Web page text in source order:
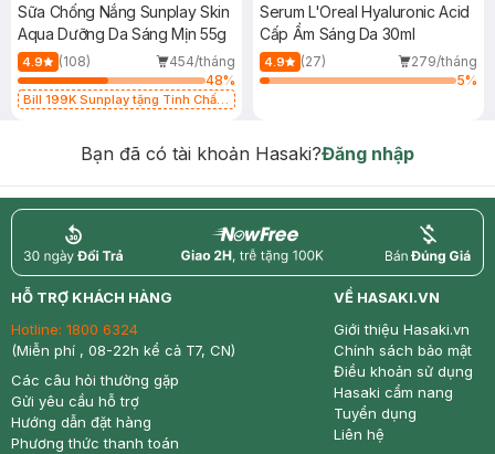
Sữa Chống Nắng Sunplay Skin
Aqua Dưỡng Da Sáng Mịn 55g
4.9 (108)
454/tháng
48%
Bill 199K Sunplay tặng Tinh Chất
Serum L'Oreal Hyaluronic Acid
Cấp Ẩm Sáng Da 30ml
4.9 (27)
279/tháng
5%
Bạn đã có tài khoản Hasaki?Đăng nhập
return nowfree price
HỖ TRỢ KHÁCH HÀNG
Hotline: 1800 6324
(Miễn phí , 08-22h kể cả T7, CN)
Các câu hỏi thường gặp
Gửi yêu cầu hỗ trợ
Hướng dẫn đặt hàng
Phương thức thanh toán
VỀ HASAKI.VN
Giới thiệu Hasaki.vn
Chính sách bảo mật
Điều khoản sử dụng
Hasaki cẩm nang
Tuyển dụng
Liên hệ